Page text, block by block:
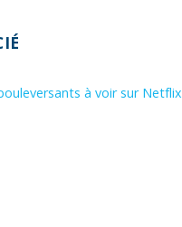
à voir sur Netflix